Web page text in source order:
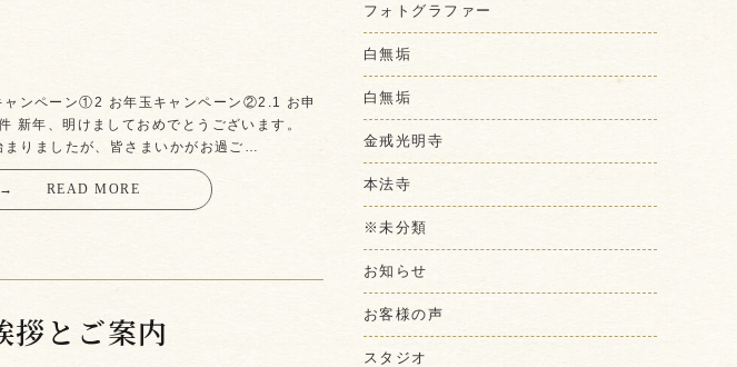
ンペーン①2 お年玉キャンペーン②2.1 お申
新年、明けましておめでとうございます。
りましたが、皆さまいかがお過ご…
→ READ MORE
拶とご案内
フォトグラファー
白無垢
白無垢
金戒光明寺
本法寺
※未分類
お知らせ
お客様の声
スタジオ